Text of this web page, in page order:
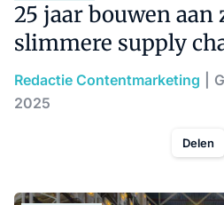
25 jaar bouwen aan
slimmere supply
Redactie Contentmarketing
2025
Delen